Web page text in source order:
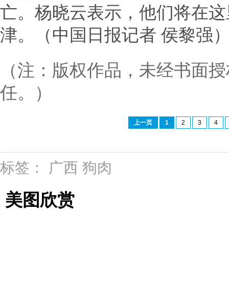
亡。杨晓云表示，他们将在
津。（中国日报记者 侯黎强
（注：版权作品，未经书面
任。）
上一页 1 2 3 4
标签： 广西 狗肉
美图欣赏